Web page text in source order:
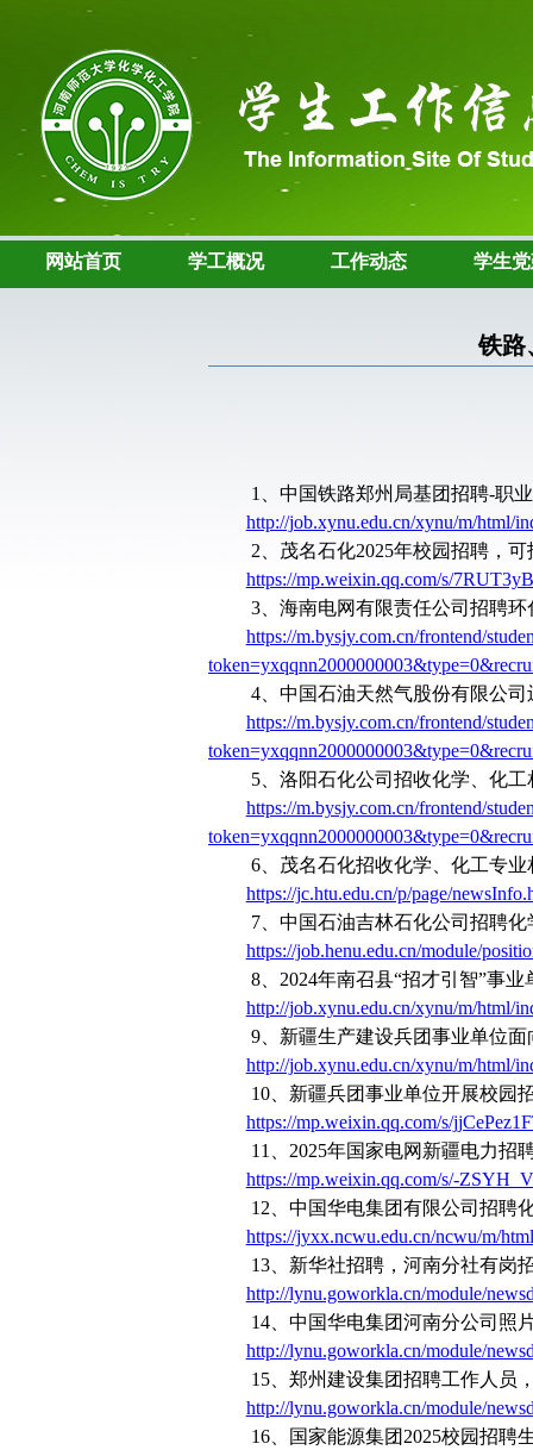
网站首页 学工概况 工作动态 学生
铁路
1 、中国铁路郑州局基团招聘-职
http://job.xynu.edu.cn/xynu/m/html/
2 、茂名石化2025年校园招聘，可
https://mp.weixin.qq.com/s/
3、海南电网有限责任公司招聘
https://m.bysjy.com.cn/frontend/
4、中国石油天然气股份有限公
https://m.bysjy.com.cn/frontend/
5、洛阳石化公司招收化学、化工
https://m.bysjy.com.cn/frontend/
6、茂名石化招收化学、化工专业
https://jc.htu.edu.cn/p/page/
7、中国石油吉林石化公司招聘
https://job.henu.edu.cn/module/
8、 2024年南召县“招才引智”事
http://job.xynu.edu.cn/xynu/m/html/
9、新疆生产建设兵团事业单位面
http://job.xynu.edu.cn/xynu/m/html/
10、新疆兵团事业单位开展校园
https://mp.weixin.qq.com/s/
11
2025年国家电网新疆电力招
https://mp.weixin.qq.com/s/-
12 、中国华电集团有限公司招聘
https://jyxx.ncwu.edu.cn/ncwu/m/
13、新华社招聘，河南分社有岗
http://lynu.goworkla.cn/module/
14、中国华电集团河南分公司照
http://lynu.goworkla.cn/module/
15、郑州建设集团招聘工作人员
http://lynu.goworkla.cn/module/
16、国家能源集团 2025校园招聘